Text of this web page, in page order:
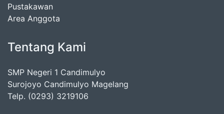
Pustakawan
Area Anggota
Tentang Kami
SMP Negeri 1 Candimulyo
Surojoyo Candimulyo Magelang
Telp. (0293) 3219106